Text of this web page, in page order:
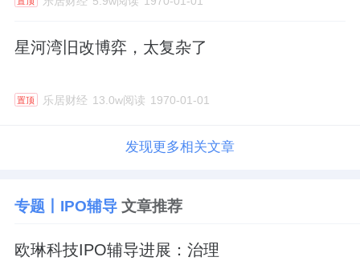
星河湾旧改博弈，太复杂了
置顶 乐居财经 13.0w阅读 1970-01-01
发现更多相关文章
专题丨IPO辅导文章推荐
欧琳科技IPO辅导进展：治理